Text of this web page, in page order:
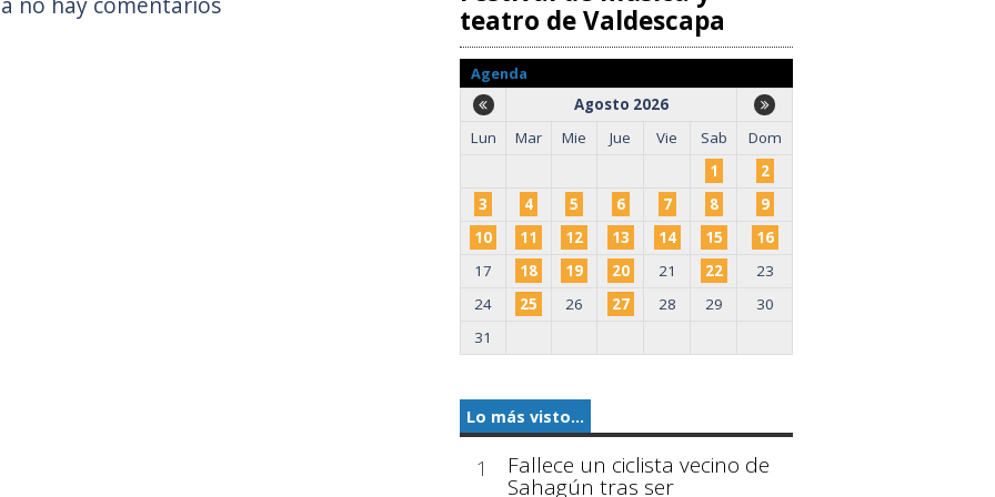
teatro de Valdescapa
Agenda
Agosto 2026
Lun
Mar Mie Jue Vie Sab
Dom
1
2
3
4 5 6 7 8
9
10
11 12 13 14 15
16
17
18 19 20 21 22
23
24
25 26 27 28 29
30
31
Lo más visto...
1 Fallece un ciclista vecino de
Sahagún tras ser